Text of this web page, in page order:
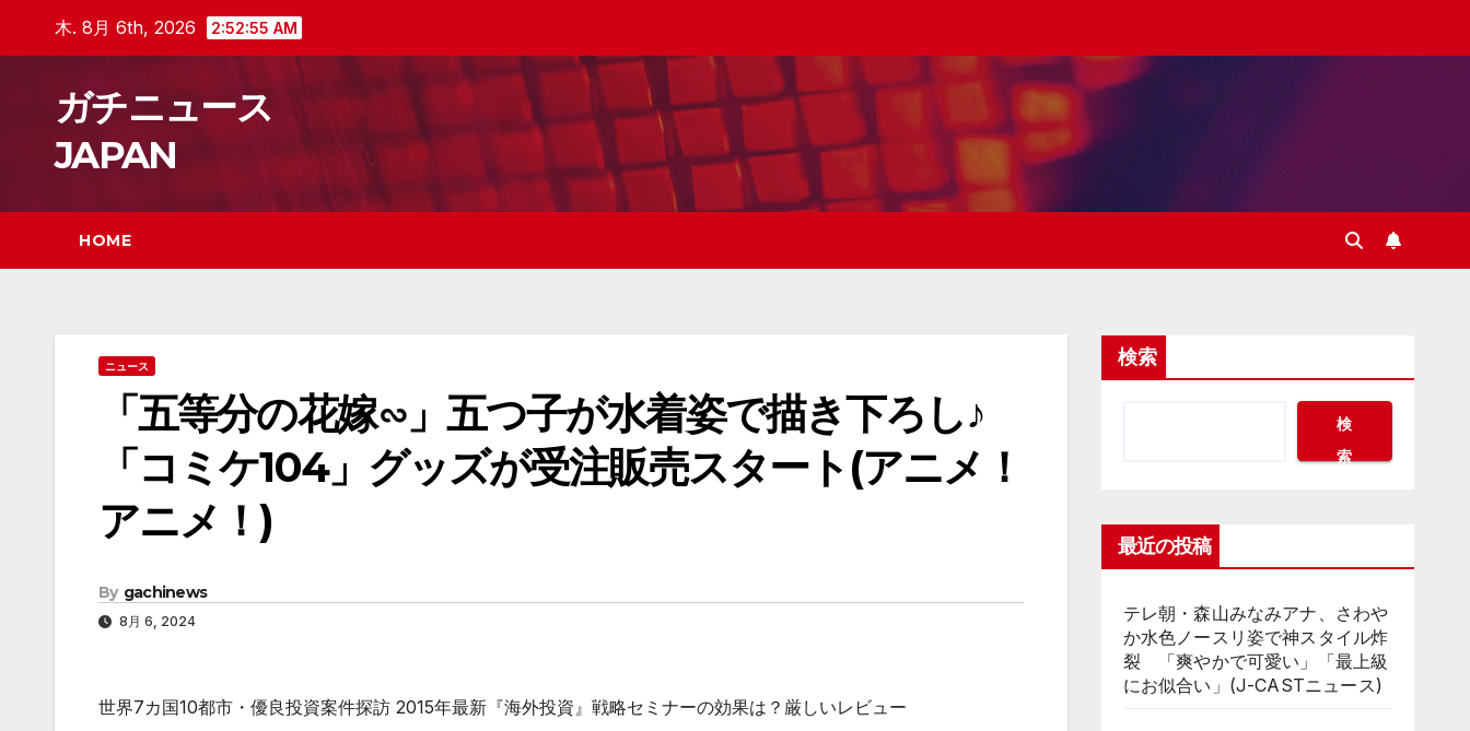
木. 8月 6th, 2026 2:52:56 AM
ガチニュース
JAPAN
HOME
ニュース
「五等分の花嫁∽」五つ子が水着姿で描き下ろし♪
「コミケ104」グッズが受注販売スタート(アニメ！
アニメ！)
By gachinews
8月 6, 2024
世界7カ国10都市・優良投資案件探訪 2015年最新『海外投資』戦略セミナーの効果は？厳しいレビュー
検索
検
索
最近の投稿
テレ朝・森山みなみアナ、さわや
か水色ノースリ姿で神スタイル炸
裂 「爽やかで可愛い」「最上級
にお似合い」(J-CASTニュース)